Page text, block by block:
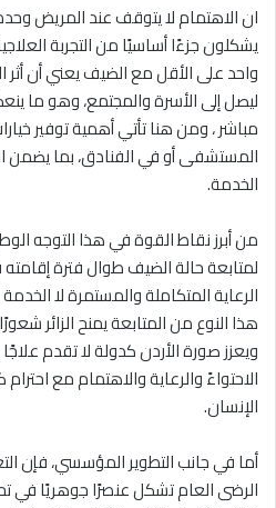
ان الاهتمام لا يتوقف عند المريض
يشكلون جزءًا أساسيًا من التجربة
واحد على الأقل مع الضيف يعني أن أثر
ليصل إلى الأسرة والمجتمع، وهو ما
مباشر ، ومن هنا تأتي أهمية توفير
المستشفى أو في الفنادق، بما يضمن
الخدمة.
من أبرز نقاط القوة في هذا التوجه
لمتابعة حالة الضيف طوال فترة
الرعاية المتكاملة والمستمرة لا
هذا النوع من المتابعة يمنح الزائر
ويعزز صورة الأردن كدولة لا تقدم
الاحتواءً والرعاية والاهتمام مع
الإنسان.
أما في جانب التطوير المؤسسي، فإن
الرضى العام تشكل عنصرًا جوهريًا في